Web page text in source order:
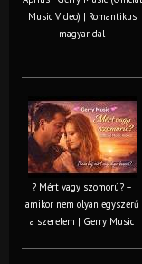
Music Video) | Romantikus
magyar dal
? Mért vagy szomorú? –
amikor nem olyan egyszerű
a szerelem | Gerry Music